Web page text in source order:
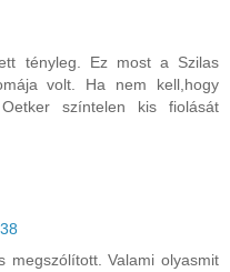
tényleg. Ez most a Szilas
volt. Ha nem kell,hogy
színtelen kis fiolását
megszólított. Valami olyasmit